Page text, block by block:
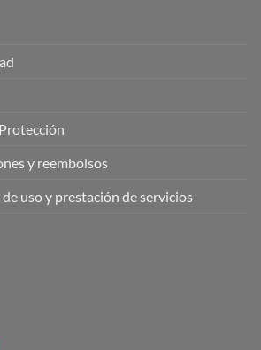
y reembolsos
uso y prestación de servicios